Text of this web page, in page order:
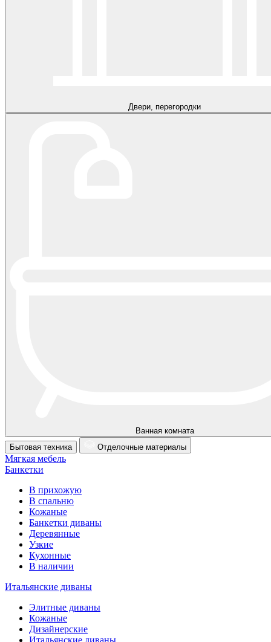
Двери, перегородки
Ванная комната
Бытовая техника
Отделочные материалы
Мягкая мебель
Банкетки
В прихожую
В спальню
Кожаные
Банкетки диваны
Деревянные
Узкие
Кухонные
В наличии
Итальянские диваны
Элитные диваны
Кожаные
Дизайнерские
Итальянские диваны